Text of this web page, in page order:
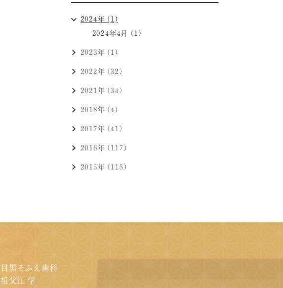
2024年 (1)
2024年4月 (1)
2023年 (1)
2022年 (32)
2021年 (34)
2018年 (4)
2017年 (41)
2016年 (117)
2015年 (113)
目黒そふえ歯科
祖父江 学